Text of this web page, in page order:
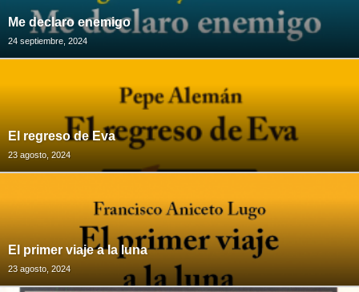
Me declaro enemigo
24 septiembre, 2024
El regreso de Eva
23 agosto, 2024
El primer viaje a la luna
23 agosto, 2024